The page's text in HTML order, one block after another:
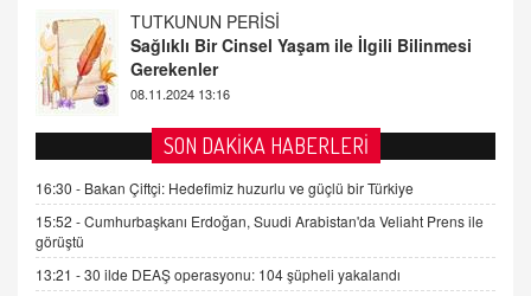
FARUK ÖNALAN
Tezkere Onaylanmasaydı…
2 Kasım 2021 Salı 00:11
AV. DOĞAN CAN DOĞAN
Kişisel verilerin korunması ve dijital hukukun
gelişimi
15.09.2025 16:17
SEHER EREK
Kış Ayları Geldi, Hangi Önlemler Alınmalı?
SON DAKİKA HABERLERİ
16:30 - Bakan Çiftçi: Hedefimiz huzurlu ve güçlü bir Türkiye
15:52 -Cumhurbaşkanı Erdoğan, Suudi Arabistan'da Veliaht Prens ile
görüştü
13:21 -30 ilde DEAŞ operasyonu: 104 şüpheli yakalandı